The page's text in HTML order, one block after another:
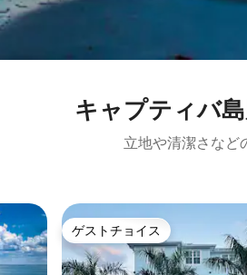
キャプティバ
立地や清潔さなど
ゲストチョイス
ゲストチョイス